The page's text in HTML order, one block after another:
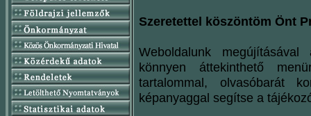
Szeretettel köszöntöm Önt
Weboldalunk
könnyen áttekinthető
tartalommal, olvasóbarát
képanyaggal segítse a